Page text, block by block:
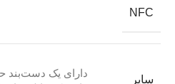
NFC
سایر
دارای یک دست‌بند